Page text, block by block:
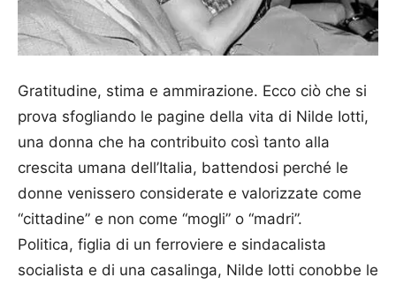
Gratitudine, stima e ammirazione. Ecco ciò che si
prova sfogliando le pagine della vita di Nilde Iotti,
una donna che ha contribuito così tanto alla
crescita umana dell’Italia, battendosi perché le
donne venissero considerate e valorizzate come
“cittadine” e non come “mogli” o “madri”.
Politica, figlia di un ferroviere e sindacalista
socialista e di una casalinga, Nilde Iotti conobbe le